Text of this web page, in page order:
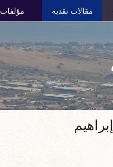
مقالات نقدية مؤلفات